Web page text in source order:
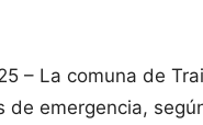
– La comuna de
emergencia,